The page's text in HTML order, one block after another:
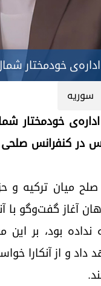
خودمختار
سوریه
در
میان ترکیه و
آغاز گفت‌وگو با
بود، بر
داد و از آنکارا